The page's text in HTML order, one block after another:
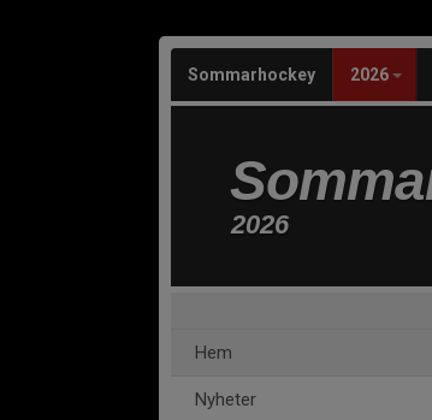
Sommarhockey 2026
2026
Hem
Nyheter